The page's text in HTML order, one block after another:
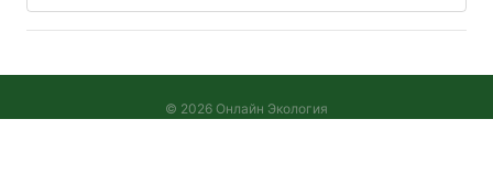
© 2026 Онлайн Экология